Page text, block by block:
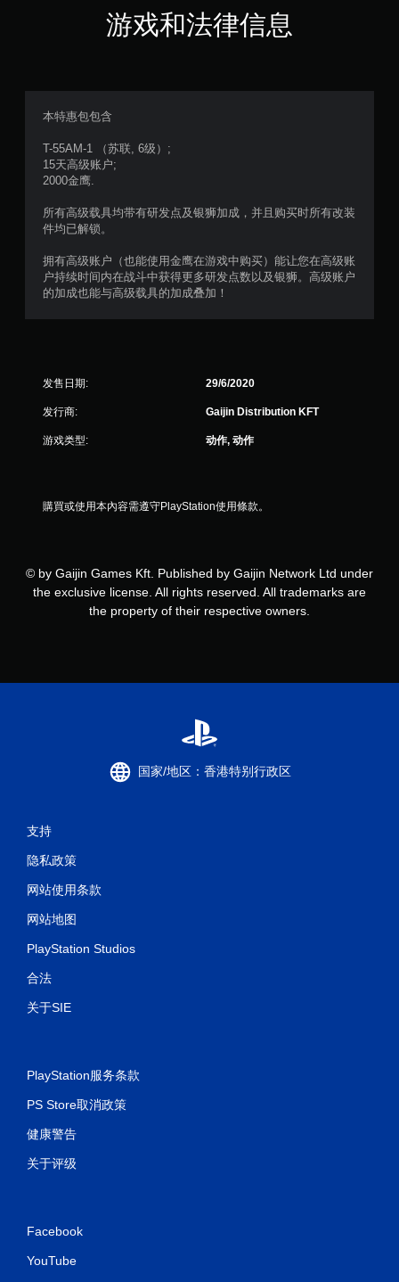
，
4
3
个
游戏和法律信息
本特惠包包含
T-55AM-1 （苏联, 6级）;
15天高级账户;
2000金鹰.
所有高级载具均带有研发点及银狮加成，并且购买时所有改装
件均已解锁。
拥有高级账户（也能使用金鹰在游戏中购买）能让您在高级账
户持续时间内在战斗中获得更多研发点数以及银狮。高级账户
的加成也能与高级载具的加成叠加！
发售日期: 29/6/2020
发行商: Gaijin Distribution KFT
游戏类型: 动作, 动作
購買或使用本內容需遵守PlayStation使用條款。
© by Gaijin Games Kft. Published by Gaijin Network Ltd under
the exclusive license. All rights reserved. All trademarks are
the property of their respective owners.
国家/地区：香港特别行政区
支持
隐私政策
网站使用条款
网站地图
PlayStation Studios
合法
关于SIE
PlayStation服务条款
PS Store取消政策
健康警告
关于评级
Facebook
YouTube